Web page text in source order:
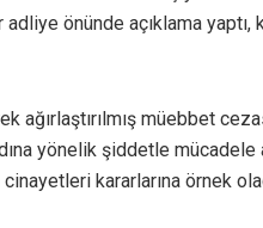
önünde açıklama yaptı,
ağırlaştırılmış müebbet
yönelik şiddetle mücadele
kararlarına örnek